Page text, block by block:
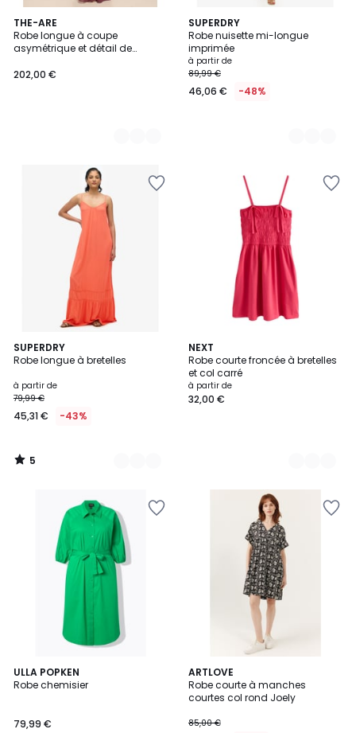
THE-ARE
Robe longue à coupe
asymétrique et détail de
202,00 €
2
Couleurs
SUPERDRY
Robe nuisette mi-longue
imprimée
à partir de
89,99 €
46,06 € -48%
5
Couleurs
SUPERDRY
Robe longue à bretelles
à partir de
79,99 €
45,31 € -43%
5
/
5
Couleurs
5
/
NEXT
Robe courte froncée à bretelles
et col carré
à partir de
32,00 €
4
Couleurs
ULLA POPKEN
Robe chemisier
79,99 €
5
/
ARTLOVE
Robe courte à manches
courtes col rond Joely
85,00 €
2
Couleurs